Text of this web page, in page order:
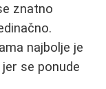
znatno
najbolje je
se ponude